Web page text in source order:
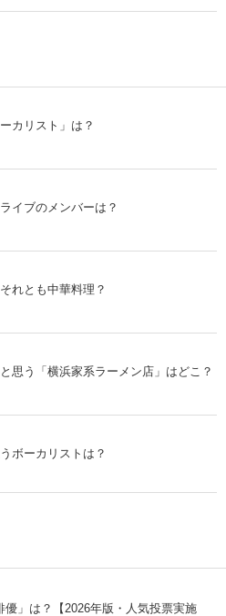
カリスト」は？
イブのメンバーは？
れとも中華料理？
思う「横浜家系ラーメン店」はどこ？
ボーカリストは？
」は？【2026年版・人気投票実施